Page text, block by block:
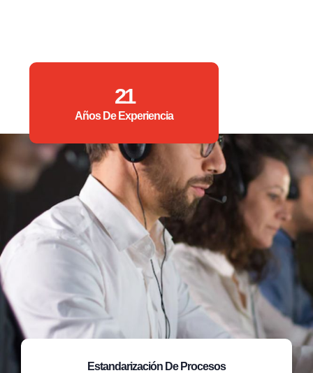
21
Años De Experiencia
Estandarización De Procesos